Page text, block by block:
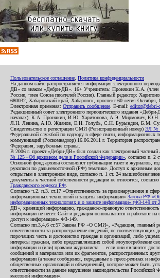
Пользовательское соглашение Политика конфиденциальности
На данном сайте распространяется информация электронного
ДВ» со знаком «Дебри-ДВ». 16+ Учредитель: Пронякин К.А. (член
России, член Союза писателей России). Главный редактор:
680032, Хабаровский край, Хабаровск, проспект 60-летия Октября,
Электронная приемная: Отправить сообщение . E-mail: editor@debri-
Редакционный совет электронного периодического издания
началах): К.А. Пронякин, И.Ю. Харитонова, А.Э. Мирмович,
Л.Н. Левина, А.Ю. Жданов, Е.Н. Голубь, С.Н. Бурындин, Б.М.
Свидетельство о регистрации СМИ (Регистрационный номер) ЭЛ №
Федеральной службой по надзору в сфере связи, информационных
коммуникаций (Роскомнадзор) 16.06.2011 г. Территория
Федерация, зарубежные страны.
В 2006 г. проект «Дебри-ДВ» был создан как электронный частный
№ 125 «Об архивном деле в Российской Федерации» , согласно п. 2
Основной фонд архива составляют публикации газет и журналов,
рукописи по дальневосточной (РФ) тематике. Доступ к архивным
открытым в электронном виде, согласно п. 1 ст. 24
документы к частной собственности редакции не относятся,
Гражданского кодекса РФ
Согласно ч.2. п.3. ст.17 «Ответственность за правонарушения в
информационных технологий и защиты информации» Закона РФ
информационных технологиях и о защите информации» (ФЗ-149 от
ДВ», хранящий информацию, гражданско-правовую ответственность
информации не несет. Сайт и редакция основываются и работают на
доступ к информации» ФЗ-149.
Согласно пп.3,4,6 ст.57 Закона РФ «О СМИ», «Редакция, главный
ответственности за распространение сведений, не соответствующих
порочащих честь и достоинство граждан и организаций, либо
интересы граждан, либо представляющих собой злоупотребление
информации и (или) правами журналиста: ...если они являются
сообщений и материалов или их фрагментов, распространенных
информации (а также сообщения, переданные в пресс-релизах и
общественных организаций и объединений), которое может быть
ответственности за данное нарушение законодательства Российской
массовой информации».